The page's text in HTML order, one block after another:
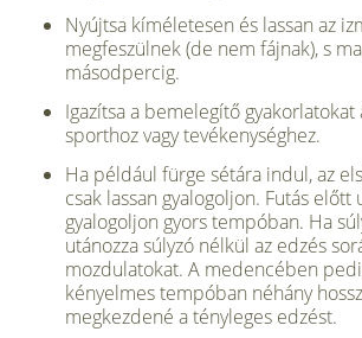
Nyújtsa kíméletesen és lassan az
megfeszülnek (de nem fáj­nak), s
másodpercig.
Igazítsa a bemelegítő gyakorlatokat
sporthoz vagy tevékenységhez.
Ha például fürge sétára indul, az
csak lassan gyalogoljon. Futás előtt
gyalogoljon gyors tempó­ban. Ha
utánozza súlyzó nél­kül az edzés
mozdulato­kat. A medencében
kényelmes tempóban néhány
megkezdené a tényleges edzést.